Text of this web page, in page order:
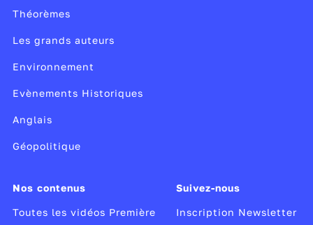
Théorèmes
Les grands auteurs
Environnement
Evènements Historiques
Anglais
Géopolitique
Nos contenus
Toutes les vidéos Première
Suivez-nous
Inscription Newsletter